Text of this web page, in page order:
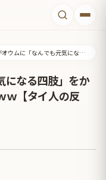
日本人がオウムに「なんでも元気になる四肢」をかざした結果→ネット民が爆笑ｗｗｗ【タイ人の反応】
になる四肢」をか
ｗ【タイ人の反